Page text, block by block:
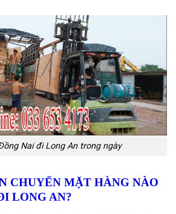
Nai đi Long An trong ngày
CHUYỂN MẶT HÀNG NÀO
LONG AN?